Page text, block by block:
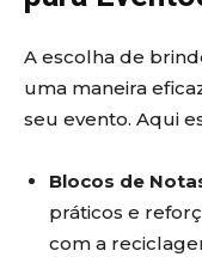
A escolha de
uma maneira
seu evento. Aqui
Blocos de
práticos e
com a